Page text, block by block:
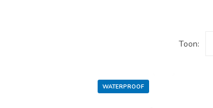
Toon:
WATERPROOF